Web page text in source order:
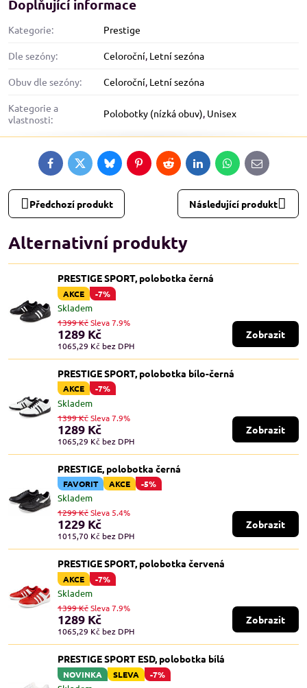
Doplňující informace
Kategorie: Prestige
Dle sezóny: Celoroční, Letní sezóna
Obuv dle sezóny: Celoroční, Letní sezóna
Kategorie a
vlastnosti:
Polobotky (nízká obuv), Unisex
FacebookTwitterBlueskyPinterestRedditLinkedInWhatsApp
E-
mail
Předchozí produkt Následující produkt
Alternativní produkty
PRESTIGE SPORT, polobotka černá
AKCE -7%
Skladem
1289 Kč
1065,29 Kč bez DPH
1399 KčSleva 7.9%
Zobrazit
PRESTIGE SPORT, polobotka bílo-černá
AKCE -7%
Skladem
1289 Kč
1065,29 Kč bez DPH
1399 KčSleva 7.9%
Zobrazit
PRESTIGE, polobotka černá
FAVORIT AKCE -5%
Skladem
1229 Kč
1015,70 Kč bez DPH
1299 KčSleva 5.4%
Zobrazit
PRESTIGE SPORT, polobotka červená
AKCE -7%
Skladem
1289 Kč
1065,29 Kč bez DPH
1399 KčSleva 7.9%
Zobrazit
PRESTIGE SPORT ESD, polobotka bílá
NOVINKA SLEVA -7%